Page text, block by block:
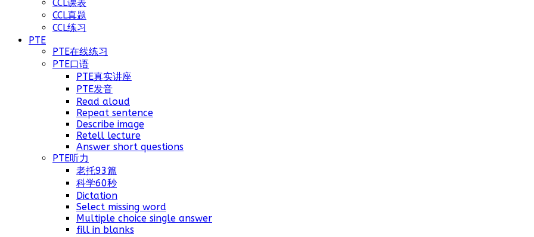
CCL课表
CCL真题
CCL练习
PTE
PTE在线练习
PTE口语
PTE真实讲座
PTE发音
Read aloud
Repeat sentence
Describe image
Retell lecture
Answer short questions
PTE听力
老托93篇
科学60秒
Dictation
Select missing word
Multiple choice single answer
fill in blanks